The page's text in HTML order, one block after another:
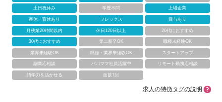
土日祝休み 学歴不問 上場企業
産休・育休あり フレックス 賞与あり
月残業20時間以内 休日120日以上 20代におすすめ
30代におすすめ 第二新卒OK 職種未経験OK
業界未経験OK 職種・業界未経験OK スタートアップ
副業応相談 パパママ社員活躍中 リモート勤務応相談
語学力を活かせる 面接1回
求人の特徴タグの説明